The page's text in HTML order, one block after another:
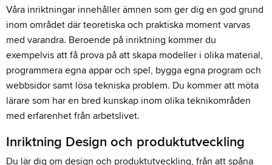
Våra inriktningar innehåller ämnen som ger dig en god grund
inom området där teoretiska och praktiska moment varvas
med varandra. Beroende på inriktning kommer du
exempelvis att få prova på att skapa modeller i olika material,
programmera egna appar och spel, bygga egna program och
webbsidor samt lösa tekniska problem. Du kommer att möta
lärare som har en bred kunskap inom olika teknikområden
med erfarenhet från arbetslivet.
Inriktning Design och produktutveckling
Du lär dig om design och produktutveckling, från att spåna